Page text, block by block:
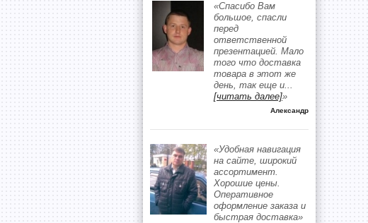
«Спасибо Вам
большое, спасли
перед
ответственной
презентацией. Мало
того что доставка
товара в этот же
день, так еще и...
[читать далее]»
Александр
«Удобная навигация
на сайте, широкий
ассортимент.
Хорошие цены.
Оперативное
оформление заказа и
быстрая доставка»